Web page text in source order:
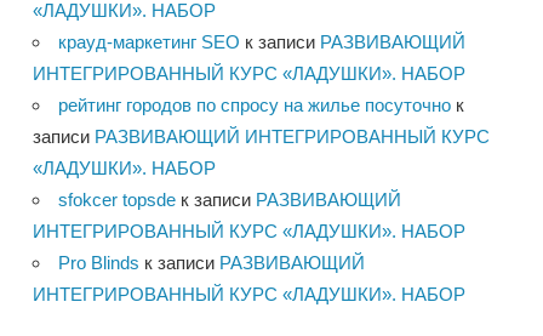
«ЛАДУШКИ». НАБОР
крауд-маркетинг SEO к записи РАЗВИВАЮЩИЙ
ИНТЕГРИРОВАННЫЙ КУРС «ЛАДУШКИ». НАБОР
рейтинг городов по спросу на жилье посуточно к
записи РАЗВИВАЮЩИЙ ИНТЕГРИРОВАННЫЙ КУРС
«ЛАДУШКИ». НАБОР
sfokcer topsde к записи РАЗВИВАЮЩИЙ
ИНТЕГРИРОВАННЫЙ КУРС «ЛАДУШКИ». НАБОР
Pro Blinds к записи РАЗВИВАЮЩИЙ
ИНТЕГРИРОВАННЫЙ КУРС «ЛАДУШКИ». НАБОР